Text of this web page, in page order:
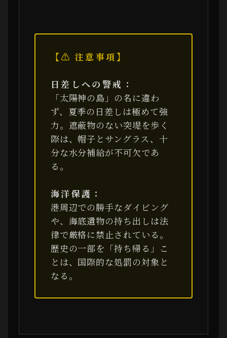
【⚠ 注意事項】
日差しへの警戒：
「太陽神の島」の名に違わ
ず、夏季の日差しは極めて強
力。遮蔽物のない突堤を歩く
際は、帽子とサングラス、十
分な水分補給が不可欠であ
る。
海洋保護：
港周辺での勝手なダイビング
や、海底遺物の持ち出しは法
律で厳格に禁止されている。
歴史の一部を「持ち帰る」こ
とは、国際的な処罰の対象と
なる。